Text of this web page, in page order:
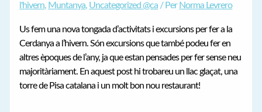
l'hivern, Muntanya, Uncategorized @ca / Per Norma Levrero
Us fem una nova tongada d’activitats i excursions per fer a la
Cerdanya a l’hivern. Són excursions que també podeu fer en
altres èpoques de l’any, ja que estan pensades per fer sense neu
majoritàriament. En aquest post hi trobareu un llac glaçat, una
torre de Pisa catalana i un molt bon nou restaurant!